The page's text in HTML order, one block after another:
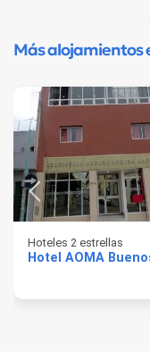
Más alojamientos
Hoteles 2 estrellas